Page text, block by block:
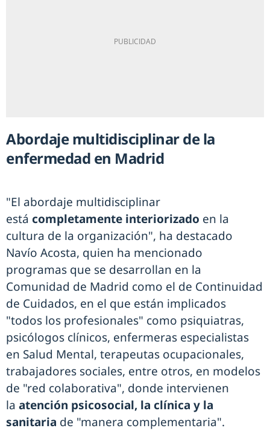
Abordaje multidisciplinar de la
enfermedad en Madrid
"El abordaje multidisciplinar
está completamente interiorizado en la
cultura de la organización", ha destacado
Navío Acosta, quien ha mencionado
programas que se desarrollan en la
Comunidad de Madrid como el de Continuidad
de Cuidados, en el que están implicados
"todos los profesionales" como psiquiatras,
psicólogos clínicos, enfermeras especialistas
en Salud Mental, terapeutas ocupacionales,
trabajadores sociales, entre otros, en modelos
de "red colaborativa", donde intervienen
la atención psicosocial, la clínica y la
sanitaria de "manera complementaria".